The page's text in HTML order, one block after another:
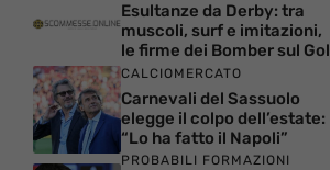
Esultanze da Derby: tra
muscoli, surf e imitazioni,
le firme dei Bomber sul Gol
CALCIOMERCATO
Carnevali del Sassuolo
elegge il colpo dell’estate:
“Lo ha fatto il Napoli”
PROBABILI FORMAZIONI